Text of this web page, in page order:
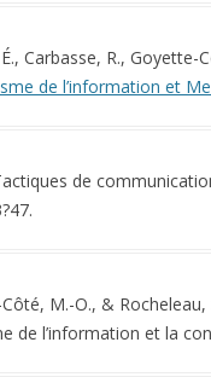
Carbasse, R.,
de l’information et
de
M.-O., & Rocheleau,
de l’information et la